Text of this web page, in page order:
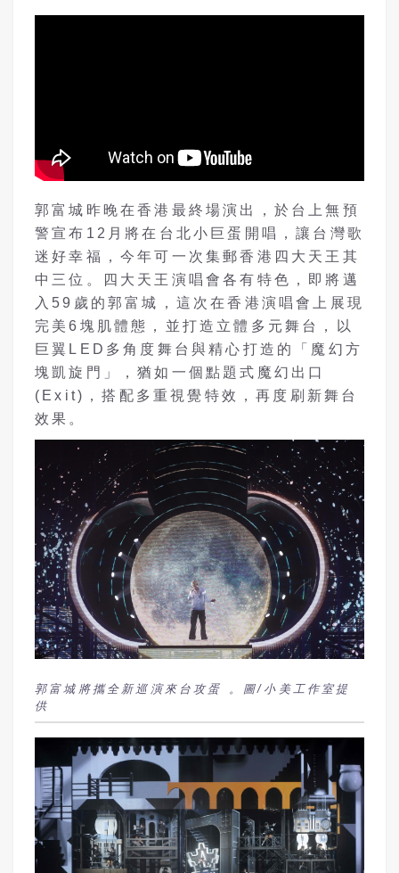
郭富城昨晚在香港最終場演出，於台上無預
警宣布12月將在台北小巨蛋開唱，讓台灣歌
迷好幸福，今年可一次集郵香港四大天王其
中三位。四大天王演唱會各有特色，即將邁
入59歲的郭富城，這次在香港演唱會上展現
完美6塊肌體態，並打造立體多元舞台，以
巨翼LED多角度舞台與精心打造的「魔幻方
塊凱旋門」，猶如一個點題式魔幻出口
(Exit)，搭配多重視覺特效，再度刷新舞台
效果。
郭富城將攜全新巡演來台攻蛋 。圖/小美工作室提
供